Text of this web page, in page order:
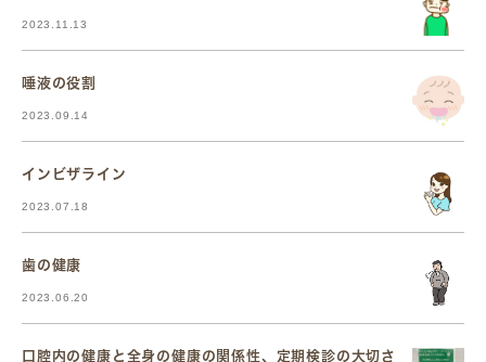
2023.11.13
唾液の役割
2023.09.14
インビザライン
2023.07.18
歯の健康
2023.06.20
口腔内の健康と全身の健康の関係性、定期検診の大切さ